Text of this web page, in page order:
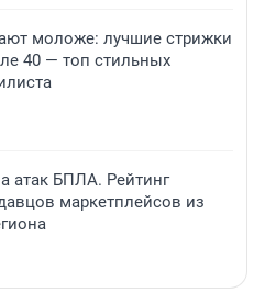
моложе: лучшие стрижки
40 — топ стильных
атак БПЛА. Рейтинг
маркетплейсов из